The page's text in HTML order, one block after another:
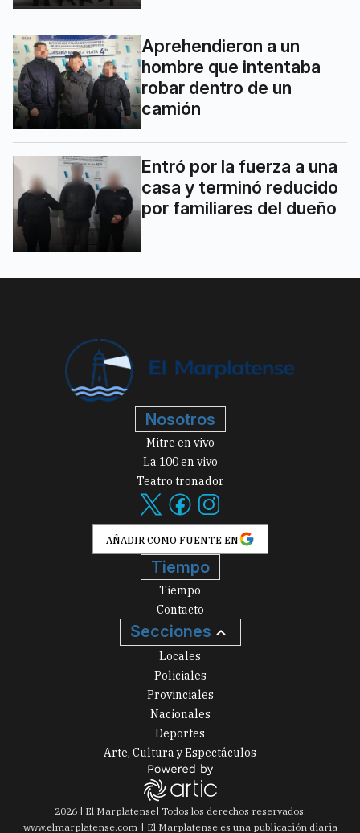
Aprehendieron a un
hombre que intentaba
robar dentro de un
camión
Entró por la fuerza a una
casa y terminó reducido
por familiares del dueño
Nosotros
Mitre en vivo
La 100 en vivo
Teatro tronador
AÑADIR COMO FUENTE EN
Tiempo
Tiempo
Contacto
Secciones
Locales
Policiales
Provinciales
Nacionales
Deportes
Arte, Cultura y Espectáculos
2026| El Marplatense| Todos los derechos reservados:
www.elmarplatense.com El Marplatense es una publicación diaria